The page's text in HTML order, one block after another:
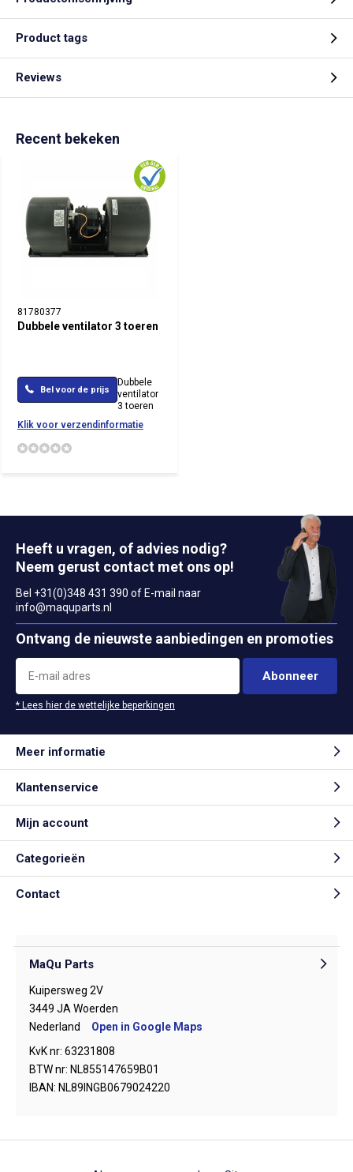
Product tags
Reviews
Recent bekeken
81780377
Dubbele ventilator 3 toeren
Bel voor de prijs
Dubbele
ventilator
3 toeren
Klik voor verzendinformatie
Heeft u vragen, of advies nodig?
Neem gerust contact met ons op!
Bel +31(0)348 431 390 of E-mail naar
info@maquparts.nl
Ontvang de nieuwste aanbiedingen en promoties
Abonneer
* Lees hier de wettelijke beperkingen
Meer informatie
Klantenservice
Mijn account
Categorieën
Contact
MaQu Parts
Kuipersweg 2V
3449 JA Woerden
Nederland
Open in Google Maps
KvK nr: 63231808
BTW nr: NL855147659B01
IBAN: NL89INGB0679024220